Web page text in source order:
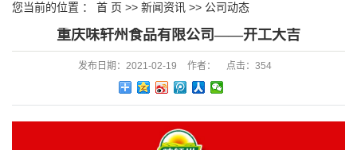
您当前的位置 ： 首 页 >> 新闻资讯 >> 公司动态
重庆味轩州食品有限公司——开工大吉
发布日期： 2021-02-19 作者： 点击： 354